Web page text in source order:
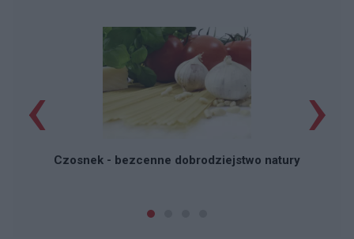
Czosnek - bezcenne dobrodziejstwo natury
‹ ›